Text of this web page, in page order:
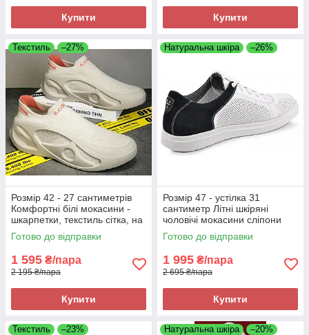
Купити Купити
Текстиль –27%
Розмір 42 - 27 сантиметрів
Комфортні білі мокасини -
шкарпетки, текстиль сітка, на
підошві з піни
Готово до відправки
1 595 ₴/пара
2 195 ₴/пара
Купити
Натуральна шкіра –26%
Розмір 47 - устілка 31
сантиметр Літні шкіряні
чоловічі мокасини сліпони
Maxus, білі, на підошві з піни,
легкі та зручні
Готово до відправки
1 995 ₴/пара
2 695 ₴/пара
Купити
Текстиль –23% Натуральна шкіра –20%